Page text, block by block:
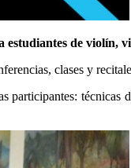
estudiantes de violín,
clases y
participantes: